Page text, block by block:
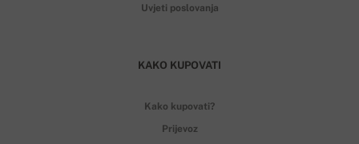
Uvjeti poslovanja
KAKO KUPOVATI
Kako kupovati?
Prijevoz